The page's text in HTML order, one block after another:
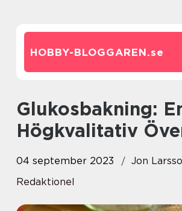
HOBBY-BLOGGAREN.se
Glukosbakning: En
Högkvalitativ
04 september 2023
Jon
Redaktionel